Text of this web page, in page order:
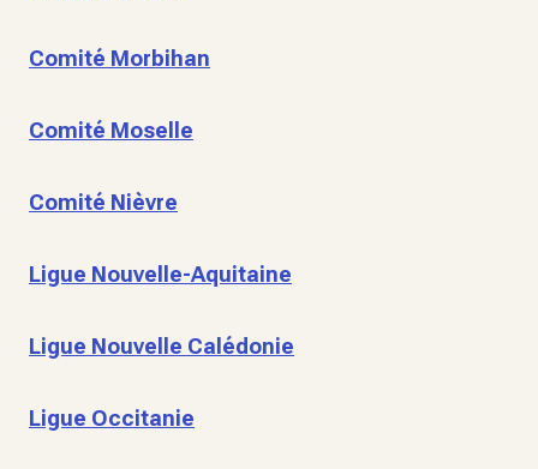
Comité Morbihan
Comité Moselle
Comité Nièvre
Ligue Nouvelle-Aquitaine
Ligue Nouvelle Calédonie
Ligue Occitanie